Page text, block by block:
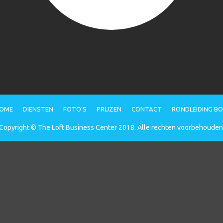
DIENSTEN FOTO’S PRIJZEN CONTACT RONDLEIDING
© The Loft Business Center 2018. Alle rechten